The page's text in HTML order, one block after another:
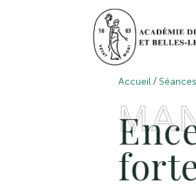
Accueil /